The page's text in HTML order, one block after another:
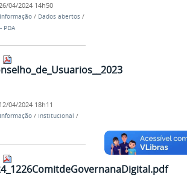
04/2024 14h50
/ Dados abertos /
PDA
12/04/2024 18h11
/ Institucional /